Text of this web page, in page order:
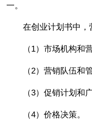
一。
在创业计划书中，
（1）市场机构和
（2）营销队伍和
（3）促销计划和
（4）价格决策。